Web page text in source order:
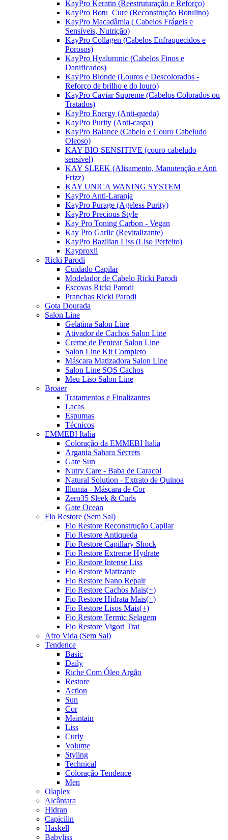
KayPro Keratin (Reestruturação e Reforço)
KayPro Botu_Cure (Reconstrução Botulino)
KayPro Macadâmia ( Cabelos Frágeis e
Sensíveis, Nutrição)
KayPro Collagen (Cabelos Enfraquecidos e
Porosos)
KayPro Hyaluronic (Cabelos Finos e
Danificados)
KayPro Blonde (Louros e Descolorados -
Reforço de brilho e do louro)
KayPro Caviar Supreme (Cabelos Colorados ou
Tratados)
KayPro Energy (Anti-queda)
KayPro Purity (Anti-caspa)
KayPro Balance (Cabelo e Couro Cabeludo
Oleoso)
KAY BIO SENSITIVE (couro cabeludo
sensível)
KAY SLEEK (Alisamento, Manutenção e Anti
Frizz)
KAY UNICA WANING SYSTEM
KayPro Anti-Laranja
KayPro Purage (Ageless Purity)
KayPro Precious Style
Kay Pro Toning Carbon - Vegan
Kay Pro Garlic (Revitalizante)
KayPro Bazilian Liss (Liso Perfeito)
Kayproxil
Ricki Parodi
Cuidado Capilar
Modelador de Cabelo Ricki Parodi
Escovas Ricki Parodi
Pranchas Ricki Parodi
Gota Dourada
Salon Line
Gelatina Salon Line
Ativador de Cachos Salon Line
Creme de Pentear Salon Line
Salon Line Kit Completo
Máscara Matizadora Salon Line
Salon Line SOS Cachos
Meu Liso Salon Line
Broaer
Tratamentos e Finalizantes
Lacas
Espumas
Técnicos
EMMEBI Italia
Coloração da EMMEBI Italia
Argania Sahara Secrets
Gate Sun
Nutry Care - Baba de Caracol
Natural Solution - Extrato de Quinoa
Illumia - Máscara de Cor
Zero35 Sleek & Curls
Gate Ocean
Fio Restore (Sem Sal)
Fio Restore Reconstrução Capilar
Fio Restore Antiqueda
Fio Restore Capillary Shock
Fio Restore Extreme Hydrate
Fio Restore Intense Liss
Fio Restore Matizante
Fio Restore Nano Repair
Fio Restore Cachos Mais(+)
Fio Restore Hidrata Mais(+)
Fio Restore Lisos Mais(+)
Fio Restore Termic Selagem
Fio Restore Vigori Trat
Afro Vida (Sem Sal)
Tendence
Basic
Daily
Riche Com Óleo Argão
Restore
Action
Sun
Cor
Maintain
Liss
Curly
Volume
Styling
Technical
Coloração Tendence
Men
Olaplex
Alcântara
Hidran
Capicilin
Haskell
Babyliss